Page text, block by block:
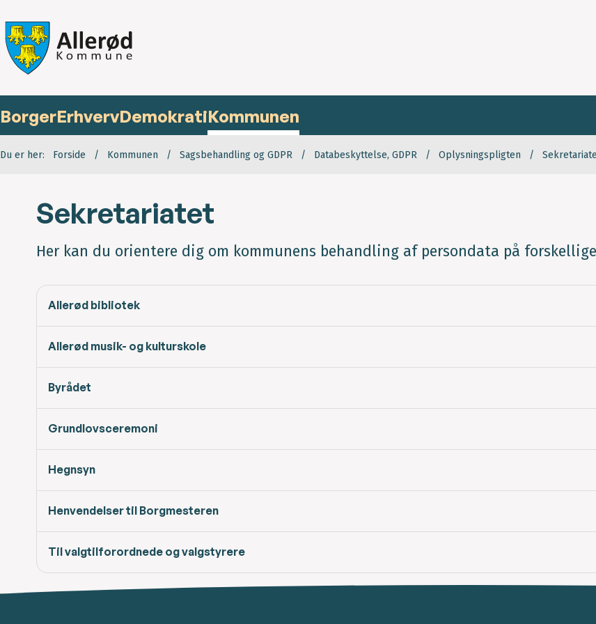
BorgerErhvervDemokratiKommunen
Du er her: Forside Kommunen Sagsbehandling og GDPR Databeskyttelse, GDPR Oplysningspligten
Sekretariatet
Her kan du orientere dig om kommunens behandling af persondata på
Allerød bibliotek
Allerød musik- og kulturskole
Byrådet
Grundlovsceremoni
Hegnsyn
Henvendelser til Borgmesteren
Til valgtilforordnede og valgstyrere